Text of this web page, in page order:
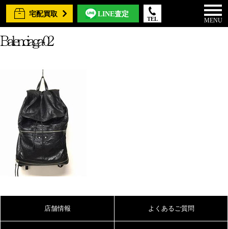
宅配買取 LINE査定
TEL MENU
Balenciaga-02
店舗情報 よくあるご質問